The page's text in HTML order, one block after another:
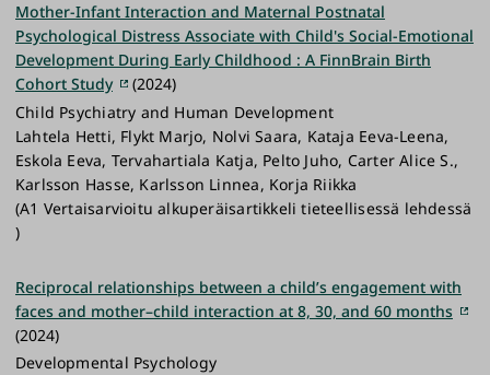
Mother-Infant Interaction and Maternal Postnatal
Psychological Distress Associate with Child's Social-Emotional
Development During Early Childhood : A FinnBrain Birth
Cohort Study
(2024)
Child Psychiatry and Human Development
Lahtela Hetti, Flykt Marjo, Nolvi Saara, Kataja Eeva-Leena,
Eskola Eeva, Tervahartiala Katja, Pelto Juho, Carter Alice S.,
Karlsson Hasse, Karlsson Linnea, Korja Riikka
(A1 Vertaisarvioitu alkuperäisartikkeli tieteellisessä lehdessä
)
Reciprocal relationships between a child’s engagement with
faces and mother–child interaction at 8, 30, and 60 months
(2024)
Developmental Psychology